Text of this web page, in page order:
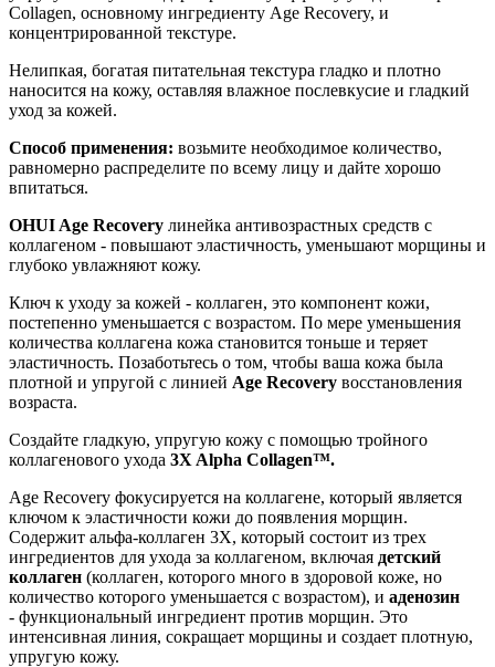
Collagen, основному ингредиенту Age Recovery, и
концентрированной текстуре.
Нелипкая, богатая питательная текстура гладко и плотно
наносится на кожу, оставляя влажное послевкусие и гладкий
уход за кожей.
Способ применения: возьмите необходимое количество,
равномерно распределите по всему лицу и дайте хорошо
впитаться.
OHUI Age Recovery линейка антивозрастных средств с
коллагеном - повышают эластичность, уменьшают морщины и
глубоко увлажняют кожу.
Ключ к уходу за кожей - коллаген, это компонент кожи,
постепенно уменьшается с возрастом. По мере уменьшения
количества коллагена кожа становится тоньше и теряет
эластичность. Позаботьтесь о том, чтобы ваша кожа была
плотной и упругой с линией Age Recovery восстановления
возраста.
Создайте гладкую, упругую кожу с помощью тройного
коллагенового ухода 3X Alpha Collagen™.
Age Recovery фокусируется на коллагене, который является
ключом к эластичности кожи до появления морщин.
Cодержит альфа-коллаген 3X, который состоит из трех
ингредиентов для ухода за коллагеном, включая детский
коллаген (коллаген, которого много в здоровой коже, но
количество которого уменьшается с возрастом), и аденозин
- функциональный ингредиент против морщин. Это
интенсивная линия, сокращает морщины и создает плотную,
упругую кожу.